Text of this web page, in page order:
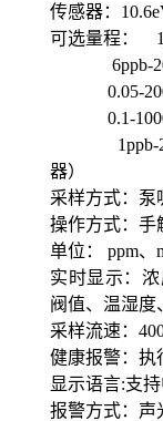
传感器：
可选量程：
6ppb-
0.05-
0.1-
1ppb-
器）
采样方式：泵
操作方式：手
单位：
ppm、
实时显示：
阀值、温湿度
采样流速：
健康报警：执
显示语言:支
报警方式：声